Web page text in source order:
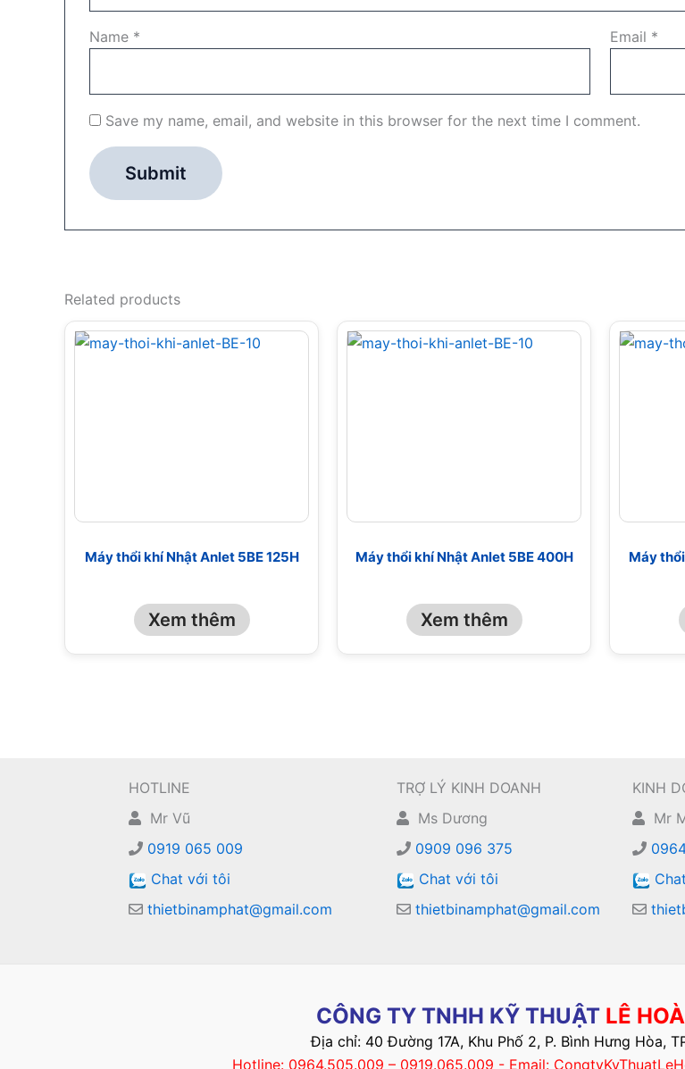
Name * Email *
Save my name, email, and website in this browser for the next time I comment.
Related products
Máy thổi khí Nhật Anlet 5BE 125H
Xem thêm
Máy thổi khí Nhật Anlet 5BE 400H
Xem thêm
Máy
HOTLINE
Mr Vũ
0919 065 009
Chat với tôi
thietbinamphat@gmail.com
TRỢ LÝ KINH DOANH
Ms Dương
0909 096 375
Chat với tôi
thietbinamphat@gmail.com
KINH
Mr
CÔNG TY TNHH KỸ THUẬT LÊ
Địa chỉ: 40 Đường 17A, Khu Phố 2, P. Bình Hưng Hòa,
Hotline: 0964.505.009 – 0919.065.009 - Email: